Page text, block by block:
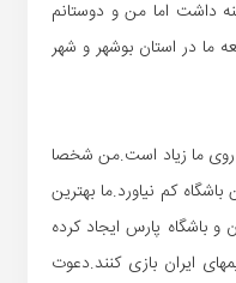
هزینه داشت اما من و دوستانم
ما در استان بوشهر و شهر
روی ما زیاد است.من شخصا
کم نیاورد.ما بهترین
و باشگاه پارس ایجاد کرده
ایران بازی کنند.دعوت